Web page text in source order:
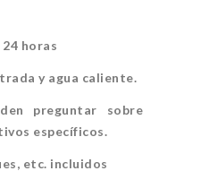
horas
y agua caliente.
preguntar sobre
específicos.
etc. incluidos